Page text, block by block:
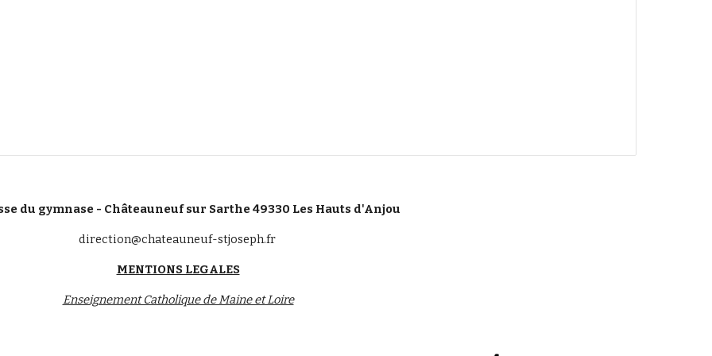
du gymnase - Châteauneuf sur Sarthe 49330 Les Hauts d'Anjou
direction@chateauneuf-stjoseph.fr
MENTIONS LEGALES
Enseignement Catholique de Maine et Loire